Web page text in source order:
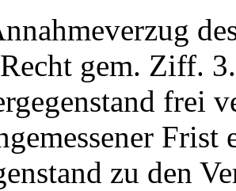
gem. Ziff.
frei
Frist
zu den